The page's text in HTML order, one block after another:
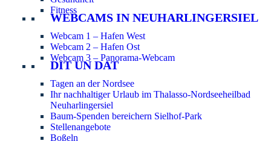
Fitness
WEBCAMS IN NEUHARLINGERSIEL
Webcam 1 – Hafen West
Webcam 2 – Hafen Ost
Webcam 3 – Panorama-Webcam
DIT UN DAT
Tagen an der Nordsee
Ihr nachhaltiger Urlaub im Thalasso-Nordseeheilbad
Neuharlingersiel
Baum-Spenden bereichern Sielhof-Park
Stellenangebote
Boßeln